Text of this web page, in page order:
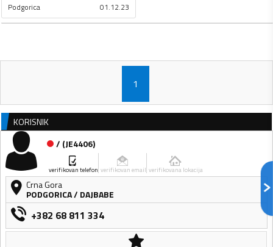
Podgorica 01.12.23
1
KORISNIK
/ (JE4406)
verifikovan telefon verifikovan email verifikovana lokacija
Crna Gora
PODGORICA/ DAJBABE
+382 68 811 334